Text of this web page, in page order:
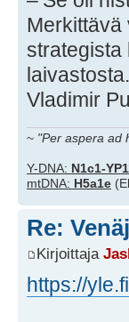
Merkittävä
strategista
Vladimir
~ "Per aspera ad
Y-DNA: N1c1-
mtDNA: H5a1e
Re:
Kirjoittaja
https://